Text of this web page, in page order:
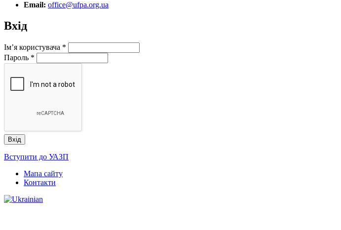
Email: office@ufpa.org.ua
Вхід
Ім’я користувача *
Пароль *
Вступити до УАЗП
Мапа сайту
Контакти